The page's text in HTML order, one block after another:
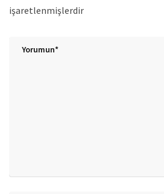
işaretlenmişlerdir